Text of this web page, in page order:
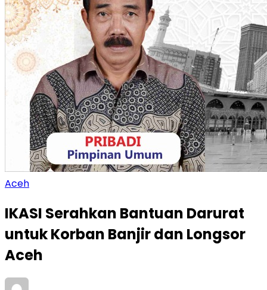
Aceh
IKASI Serahkan Bantuan Darurat
untuk Korban Banjir dan Longsor
Aceh